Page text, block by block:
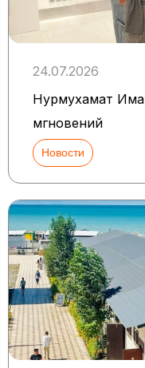
24.07.2026
Нурмухамат
мгновений
Новости